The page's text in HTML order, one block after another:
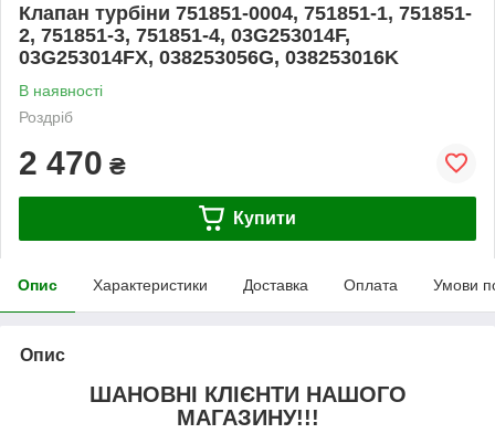
Клапан турбіни 751851-0004, 751851-1, 751851-
2, 751851-3, 751851-4, 03G253014F,
03G253014FX, 038253056G, 038253016K
В наявності
Роздріб
2 470 ₴
Купити
Опис Характеристики Доставка Оплата Умови
Опис
ШАНОВНІ КЛІЄНТИ НАШОГО
МАГАЗИНУ!!!